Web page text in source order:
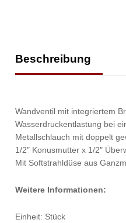
Beschreibung
Wandventil mit integriertem
Wasserdruckentlastung bei
Metallschlauch mit doppelt
1/2″ Konusmutter x 1/2″
Mit Softstrahldüse aus
Weitere Informationen:
Einheit: Stück